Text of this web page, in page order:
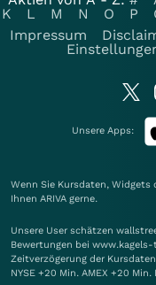
K
L M N O P
Impressum
Unsere Apps:
Wenn Sie Kursdaten,
Ihnen ARIVA gerne.
Unsere User schätzen
Bewertungen bei
Zeitverzögerung der
NYSE +20 Min. AMEX +20